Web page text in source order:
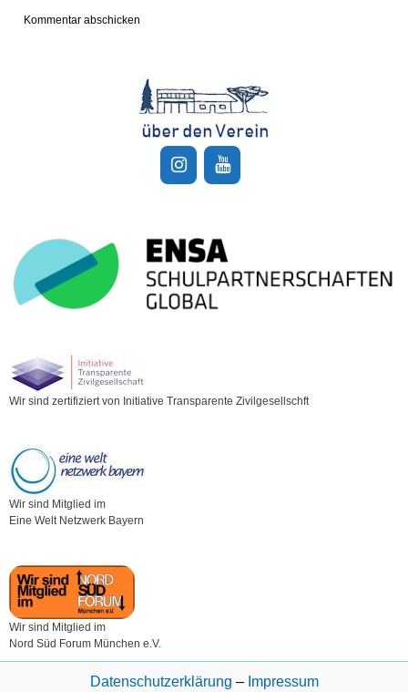
Wir sind zertifiziert von Initiative Transparente Zivilgesellschft
Wir sind Mitglied im
Eine Welt Netzwerk Bayern
Wir sind Mitglied im
Nord Süd Forum München e.V.
Datenschutzerklärung – Impressum